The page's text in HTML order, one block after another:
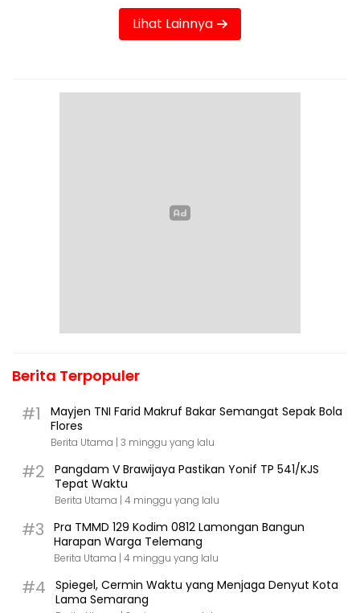
Lihat Lainnya
Berita Terpopuler
#1
Mayjen TNI Farid Makruf Bakar Semangat Sepak Bola
Flores
Berita Utama | 3 minggu yang lalu
#2
Pangdam V Brawijaya Pastikan Yonif TP 541/KJS
Tepat Waktu
Berita Utama | 4 minggu yang lalu
#3
Pra TMMD 129 Kodim 0812 Lamongan Bangun
Harapan Warga Telemang
Berita Utama | 4 minggu yang lalu
#4
Spiegel, Cermin Waktu yang Menjaga Denyut Kota
Lama Semarang